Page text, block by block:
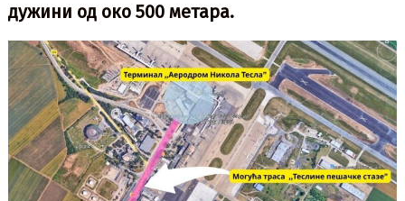
дужини од око 500 метара.